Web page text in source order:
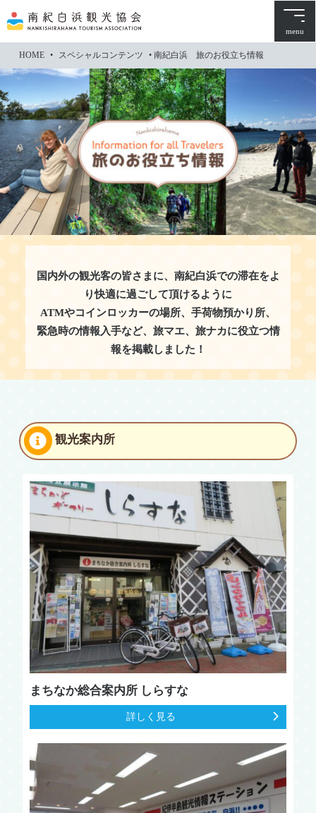
文
に
キ
ッ
プ
menu
HOME • スペシャルコンテンツ •南紀白浜 旅のお役立ち情報
国内外の観光客の皆さまに、南紀白浜での滞在をよ
り快適に過ごして頂けるように
ATMやコインロッカーの場所、手荷物預かり所、
緊急時の情報入手など、旅マエ、旅ナカに役立つ情
報を掲載しました！
観光案内所
まちなか総合案内所 しらすな
詳しく見る